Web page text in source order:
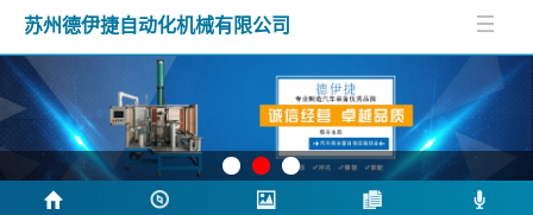
苏州德伊捷自动化机械有限公司